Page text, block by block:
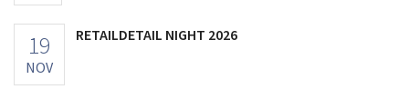
19
NOV
RETAILDETAIL NIGHT 2026